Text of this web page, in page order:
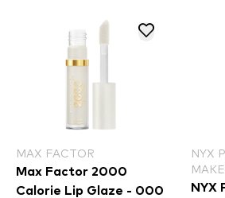
MAX FACTOR
Max Factor 2000
Calorie Lip Glaze - 000
NYX
NYX